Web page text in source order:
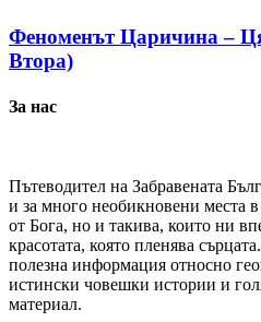
Феноменът Царичина –
Втора)
За нас
Пътеводител на Забравената
и за много необикновени места
от Бога, но и такива, които ни
красотата, която пленява
полезна информация относно
истински човешки истории и
материал.